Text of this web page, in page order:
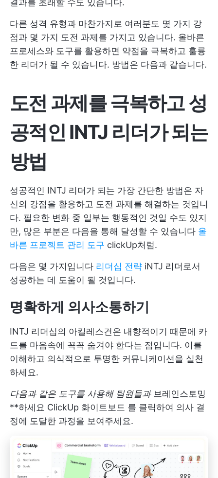
다른 성격 유형과 마찬가지로 여러분도 몇 가지 강
점과 몇 가지 도전 과제를 가지고 있습니다. 올바른
프로세스와 도구를 활용하면 약점을 극복하고 훌륭
한 리더가 될 수 있습니다. 방법은 다음과 같습니다.
도전 과제를 극복하고 성
공적인 INTJ 리더가 되는
방법
성공적인 INTJ 리더가 되는 가장 간단한 방법은 자
신의 강점을 활용하고 도전 과제를 해결하는 것입니
다. 필요한 변화 중 일부는 행동적인 것일 수도 있지
만, 많은 부분은 다음을 통해 달성할 수 있습니다 올
바른 프로젝트 관리 도구 clickUp처럼.
다음은 몇 가지입니다 리더십 전략 iNTJ 리더로서
성공하는 데 도움이 될 것입니다.
명확하게 의사소통하기
INTJ 리더십의 아킬레스건은 내향적이기 때문에 카
드를 마음속에 꼭꼭 숨겨야 한다는 점입니다. 이를
이해하고 의식적으로 투명한 커뮤니케이션을 실천
하세요.
다음과 같은 도구를 사용해 팀원들과 브레인스토밍
**하세요 ClickUp 화이트보드 를 클릭하여 의사 결
정에 도달한 과정을 보여주세요.